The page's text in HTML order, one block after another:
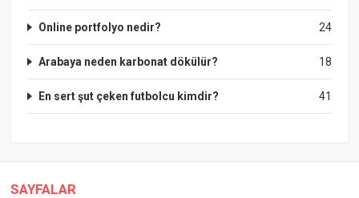
24
Online portfolyo nedir?
18
Arabaya neden karbonat dökülür?
41
En sert şut çeken futbolcu kimdir?
SAYFALAR